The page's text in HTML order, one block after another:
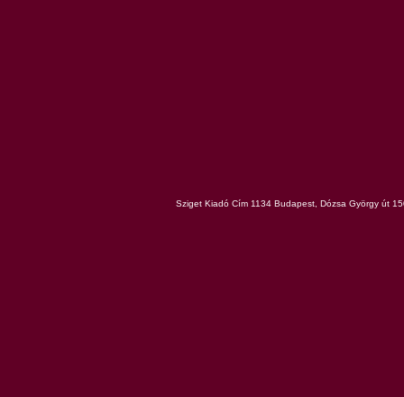
Sziget Kiadó Cím 1134 Budapest, Dózsa György út